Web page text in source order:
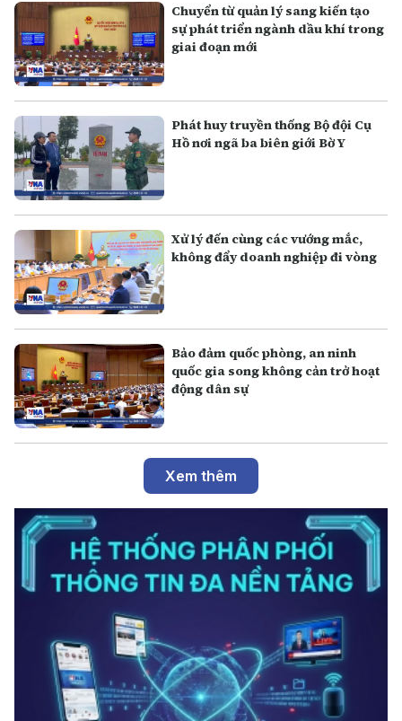
Chuyển từ quản lý sang kiến tạo
sự phát triển ngành dầu khí trong
giai đoạn mới
Phát huy truyền thống Bộ đội Cụ
Hồ nơi ngã ba biên giới Bờ Y
Xử lý đến cùng các vướng mắc,
không đẩy doanh nghiệp đi vòng
Bảo đảm quốc phòng, an ninh
quốc gia song không cản trở hoạt
động dân sự
Xem thêm